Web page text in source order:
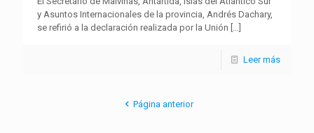
y Asuntos Internacionales de la provincia, Andrés Dachary,
se refirió a la declaración realizada por la Unión
Leer más
Página anterior